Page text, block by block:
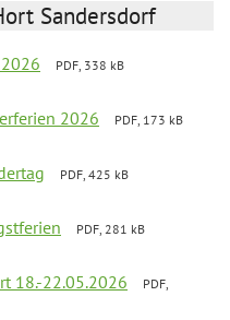
Sandersdorf
PDF, 338 kB
2026
PDF, 173 kB
PDF, 425 kB
PDF, 281 kB
18.-22.05.2026
PDF,